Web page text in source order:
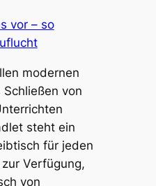
vor – so
modernen
von
steht ein
für jeden
Verfügung,
von